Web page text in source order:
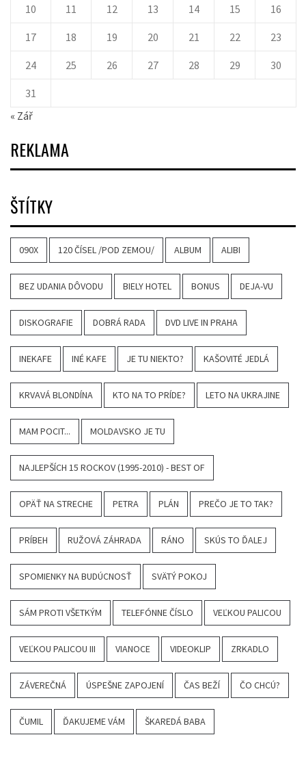
10 11 12 13 14 15 16
17 18 19 20 21 22 23
24 25 26 27 28 29 30
31
« Zář
REKLAMA
ŠTÍTKY
090X 120 ČÍSEL /POD ZEMOU/ ALBUM ALIBI
BEZ UDANIA DÔVODU BIELY HOTEL BONUS DEJA-VU
DISKOGRAFIE DOBRÁ RADA DVD LIVE IN PRAHA
INEKAFE INÉ KAFE JE TU NIEKTO? KAŠOVITÉ JEDLÁ
KRVAVÁ BLONDÍNA KTO NA TO PRÍDE? LETO NA UKRAJINE
MAM POCIT... MOLDAVSKO JE TU
NAJLEPŠÍCH 15 ROCKOV (1995-2010) - BEST OF
OPÄŤ NA STRECHE PETRA PLÁN PREČO JE TO TAK?
PRÍBEH RUŽOVÁ ZÁHRADA RÁNO SKÚS TO ĎALEJ
SPOMIENKY NA BUDÚCNOSŤ SVÄTÝ POKOJ
SÁM PROTI VŠETKÝM TELEFÓNNE ČÍSLO VEĽKOU PALICOU
VEĽKOU PALICOU III VIANOCE VIDEOKLIP ZRKADLO
ZÁVEREČNÁ ÚSPEŠNE ZAPOJENÍ ČAS BEŽÍ ČO CHCÚ?
ČUMIL ĎAKUJEME VÁM ŠKAREDÁ BABA